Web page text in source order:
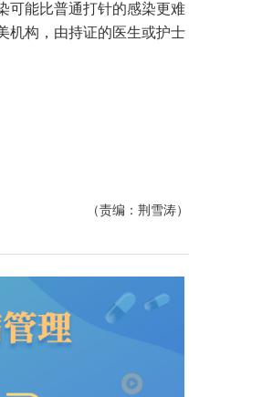
可能比普通打针的感染更难
机构，由持证的医生或护士
（责编：荆雪涛）